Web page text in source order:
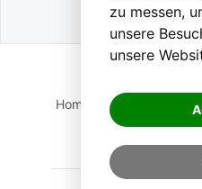
zu messen,
unsere
unsere
Home Suche Login